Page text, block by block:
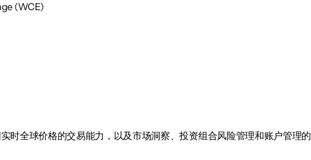
(WCE)
时全球价格的交易能力，以及市场洞察、投资组合风险管理和账户管理的